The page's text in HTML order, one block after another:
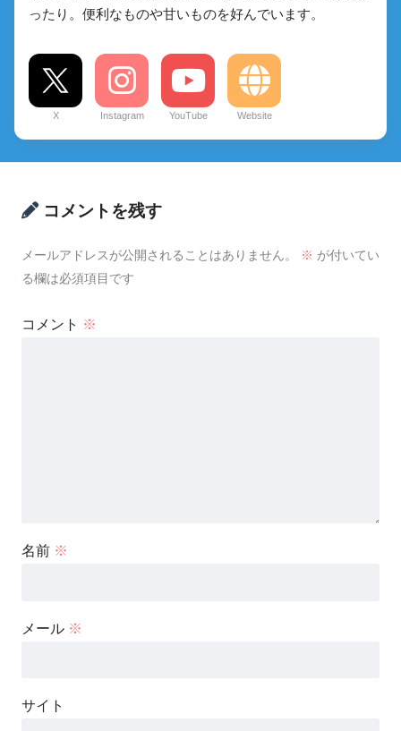
ったり。便利なものや甘いものを好んでいます。
X Instagram YouTube Website
コメントを残す
メールアドレスが公開されることはありません。 ※ が付いてい
る欄は必須項目です
コメント ※
名前 ※
メール ※
サイト